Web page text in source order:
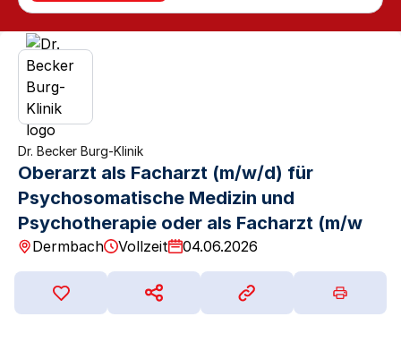
Dr. Becker Burg-Klinik
Oberarzt als Facharzt (m/w/d) für
Psychosomatische Medizin und
Psychotherapie oder als Facharzt (m/w
Dermbach Vollzeit 04.06.2026